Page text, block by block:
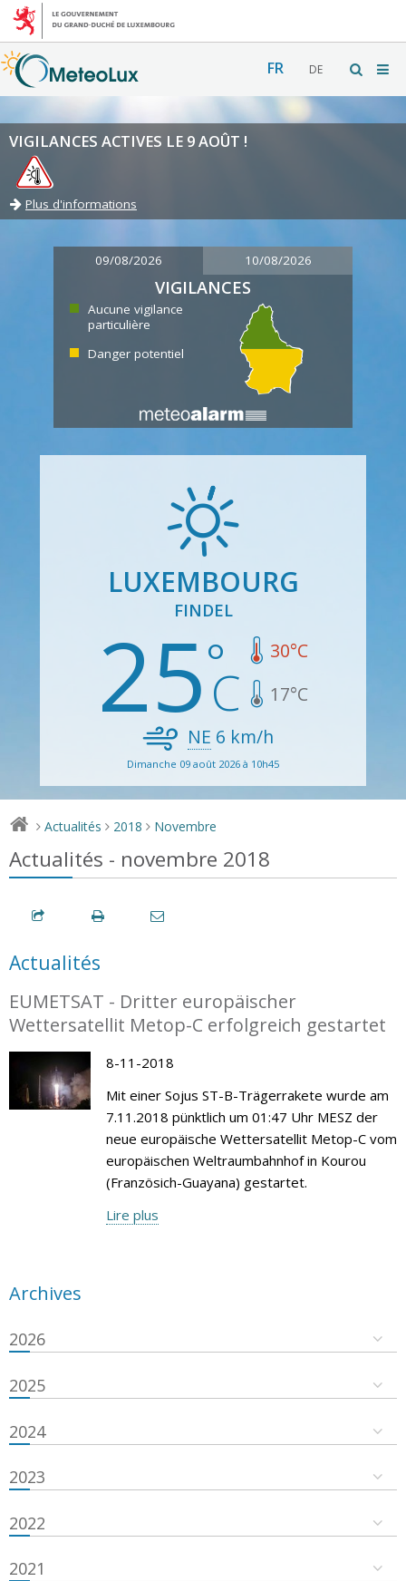
FR DE
VIGILANCES ACTIVES LE 9 AOÛT !
Plus d'informations
09/08/2026 10/08/2026
VIGILANCES
Aucune vigilance
particulière
Danger potentiel
LUXEMBOURG
FINDEL
25 30°C
17°C
NE 6 km/h
Dimanche 09 août 2026 à 10h45
> Actualités > 2018 > Novembre
Actualités - novembre 2018
Actualités
EUMETSAT - Dritter europäischer
Wettersatellit Metop-C erfolgreich gestartet
8-11-2018
Mit einer Sojus ST-B-Trägerrakete wurde am
7.11.2018 pünktlich um 01:47 Uhr MESZ der
neue europäische Wettersatellit Metop-C vom
europäischen Weltraumbahnhof in Kourou
(Französich-Guayana) gestartet.
Lire plus
Archives
2026
2025
2024
2023
2022
2021